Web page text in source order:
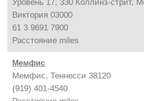
Уровень 17, 330 Коллинз-стрит,
Виктория 03000
61 3 9691 7900
Расстояние miles
Мемфис
Мемфис, Теннесси 38120
(919) 401-4540